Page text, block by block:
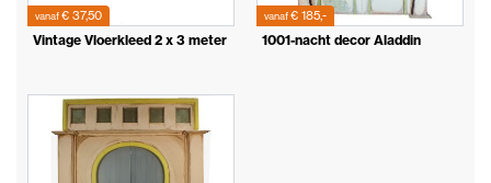
vanaf€ 37,50
Vintage Vloerkleed 2 x 3 meter
vanaf€ 185,-
1001-nacht decor Aladdin